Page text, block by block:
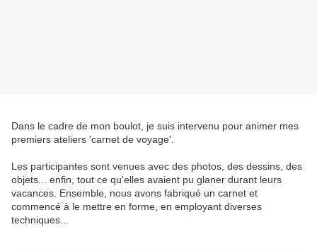
Dans le cadre de mon boulot, je suis intervenu pour animer mes
premiers ateliers 'carnet de voyage'.
Les participantes sont venues avec des photos, des dessins, des
objets... enfin, tout ce qu'elles avaient pu glaner durant leurs
vacances. Ensemble, nous avons fabriqué un carnet et
commencé à le mettre en forme, en employant diverses
techniques...